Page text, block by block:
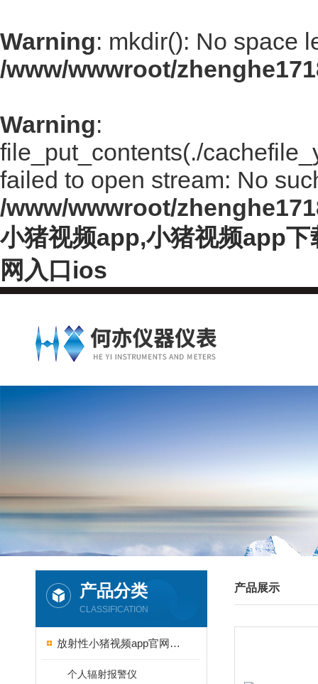
Warning: mkdir(): No space
/www/wwwroot/
Warning:
file_put_contents(./
failed to open stream: No
/www/wwwroot/
小猪视频app,小猪视频app
网入口ios
产品分类
CLASSIFICATION
放射性小猪视频app官网入口ios
个人辐射报警仪
产品展示